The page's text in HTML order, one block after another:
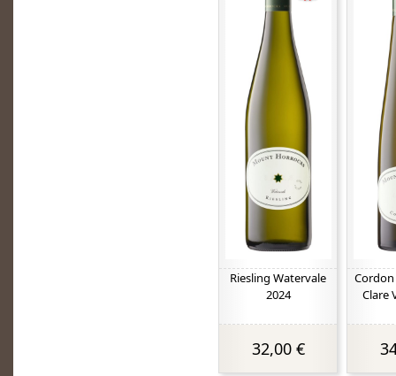
Riesling Watervale
2024
32,00 €
Cordon
Clare